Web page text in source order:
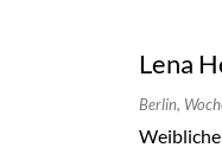
Lena
Berlin,